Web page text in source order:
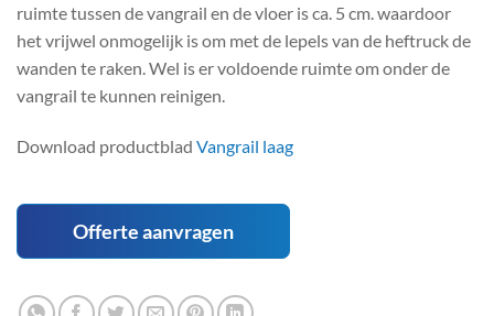
ruimte tussen de vangrail en de vloer is ca. 5 cm. waardoor
het vrijwel onmogelijk is om met de lepels van de heftruck de
wanden te raken. Wel is er voldoende ruimte om onder de
vangrail te kunnen reinigen.
Download productblad Vangrail laag
Offerte aanvragen